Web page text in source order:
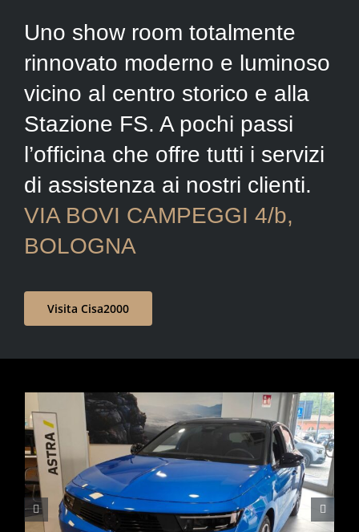
Uno show room totalmente
rinnovato moderno e luminoso
vicino al centro storico e alla
Stazione FS. A pochi passi
l’ofﬁcina che offre tutti i servizi
di assistenza ai nostri clienti.
VIA BOVI CAMPEGGI 4/b,
BOLOGNA
Visita Cisa2000